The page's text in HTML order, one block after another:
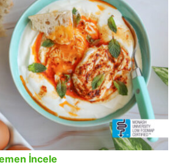
İncele